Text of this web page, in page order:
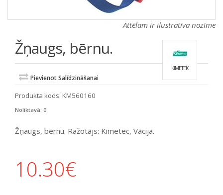
Attēlam ir ilustratīva nozīme
Žņaugs, bērnu.
KIMETEK
Pievienot Salīdzināšanai
Produkta kods: KM560160
Noliktavā: 0
Žņaugs, bērnu. Ražotājs: Kimetec, Vācija.
10.30€